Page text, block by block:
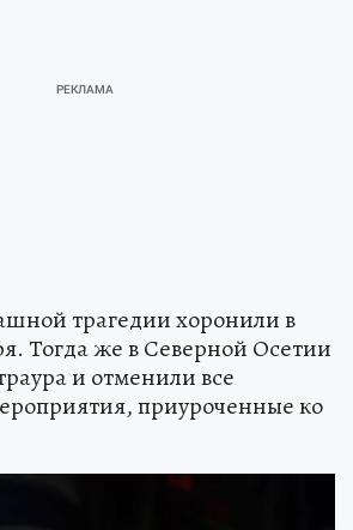
трагедии хоронили в
Тогда же в Северной Осетии
и отменили все
приуроченные ко